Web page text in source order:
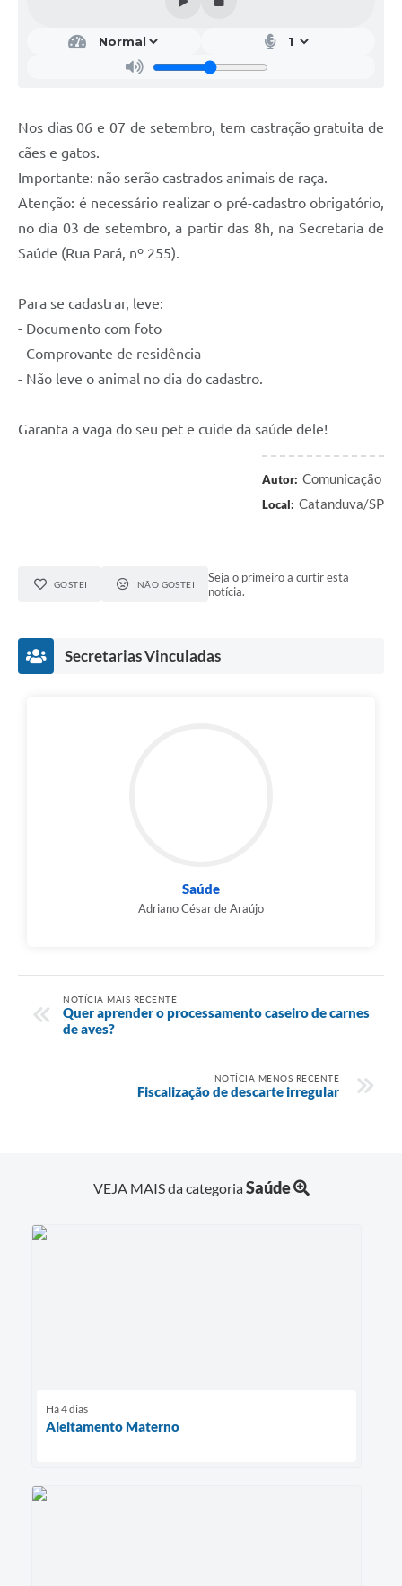
A Prefeitura
Jornal
Agenda
Diário Oficial
Editais
Nos dias 06 e 07 de setembro, tem castração gratuita de
cães e gatos.
Importante: não serão castrados animais de raça.
Atenção: é necessário realizar o pré-cadastro obrigatório,
no dia 03 de setembro, a partir das 8h, na Secretaria de
Saúde (Rua Pará, nº 255).
Para se cadastrar, leve:
- Documento com foto
- Comprovante de residência
- Não leve o animal no dia do cadastro.
Garanta a vaga do seu pet e cuide da saúde dele!
Autor: Comunicação
Local: Catanduva/SP
GOSTEI NÃO GOSTEI
Seja o primeiro a curtir esta
notícia.
Secretarias Vinculadas
Saúde
Adriano César de Araújo
NOTÍCIA MAIS RECENTE
Quer aprender o processamento caseiro de carnes
de aves?
NOTÍCIA MENOS RECENTE
Fiscalização de descarte irregular
VEJA MAIS da categoriaSaúde
Há 4 dias
Aleitamento Materno